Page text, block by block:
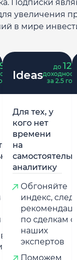
Подписки
увеличения
в мире
Ideas
до 121
доходность
за 2.5 года
Для тех, у
кого нет
времени
на
аналитику
Обгоняйте
индекс,
по сделкам от
наших
экспертов
Поможем